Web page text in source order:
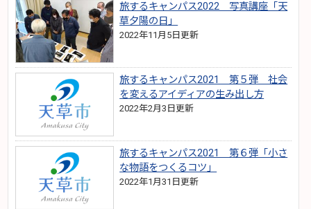
旅するキャンパス2022 写真講座「天
草夕陽の日」
2022年11月5日更新
旅するキャンパス2021 第５弾 社会
を変えるアイディアの生み出し方
2022年2月3日更新
旅するキャンパス2021 第６弾「小さ
な物語をつくるコツ」
2022年1月31日更新